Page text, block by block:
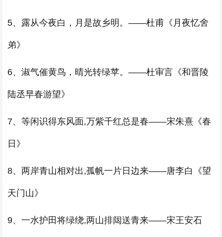
5、露从今夜白，月是故乡明。——杜甫《月夜忆舍
弟》
6、淑气催黄鸟，晴光转绿苹。——杜审言《和晋陵
陆丞早春游望》
7、等闲识得东风面,万紫千红总是春——宋朱熹《春
日》
8、两岸青山相对出,孤帆一片日边来——唐李白《望
天门山》
9、一水护田将绿绕,两山排闼送青来——宋王安石